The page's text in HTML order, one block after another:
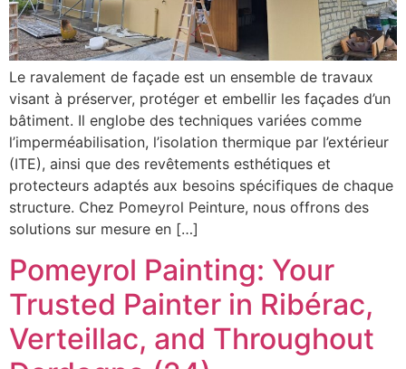
Le ravalement de façade est un ensemble de travaux
visant à préserver, protéger et embellir les façades d’un
bâtiment. Il englobe des techniques variées comme
l’imperméabilisation, l’isolation thermique par l’extérieur
(ITE), ainsi que des revêtements esthétiques et
protecteurs adaptés aux besoins spécifiques de chaque
structure. Chez Pomeyrol Peinture, nous offrons des
solutions sur mesure en […]
Pomeyrol Painting: Your
Trusted Painter in Ribérac,
Verteillac, and Throughout